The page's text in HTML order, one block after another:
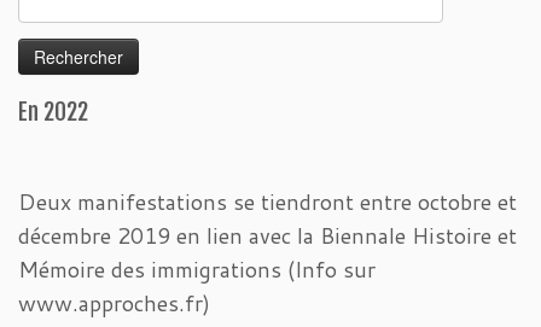
En 2022
Deux manifestations se tiendront entre octobre et
décembre 2019 en lien avec la Biennale Histoire et
Mémoire des immigrations (Info sur
www.approches.fr)